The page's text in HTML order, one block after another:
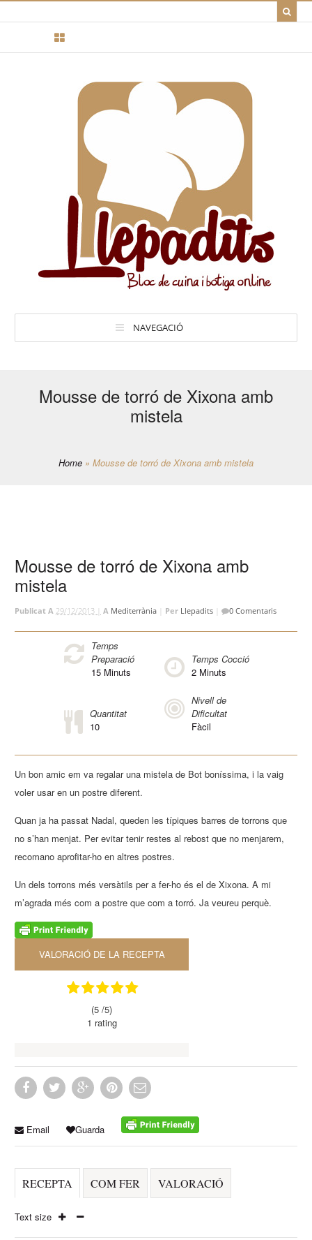
NAVEGACIÓ
Mousse de torró de Xixona amb
mistela
Home » Mousse de torró de Xixona amb mistela
Mousse de torró de Xixona amb
mistela
Publicat A 29/12/2013 | A Mediterrània Per Llepadits | 0 Comentaris
Temps
Preparació
15 Minuts
Temps Cocció
2 Minuts
Quantitat
10
Nivell de
Dificultat
Fàcil
Un bon amic em va regalar una mistela de Bot boníssima, i la vaig
voler usar en un postre diferent.
Quan ja ha passat Nadal, queden les típiques barres de torrons que
no s’han menjat. Per evitar tenir restes al rebost que no menjarem,
recomano aprofitar-ho en altres postres.
Un dels torrons més versàtils per a fer-ho és el de Xixona. A mi
m’agrada més com a postre que com a torró. Ja veureu perquè.
VALORACIÓ DE LA RECEPTA
(5 /5)
1 rating
Email Guarda
RECEPTA COM FER VALORACIÓ
Text size